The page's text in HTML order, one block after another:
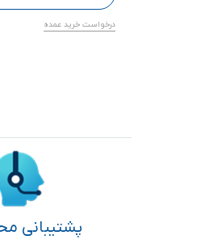
درخواست خرید عمده
پشتیبانی